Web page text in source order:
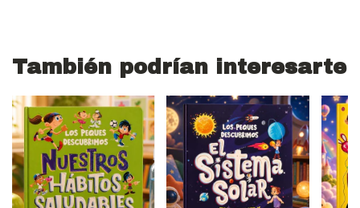
También podrían interesarte